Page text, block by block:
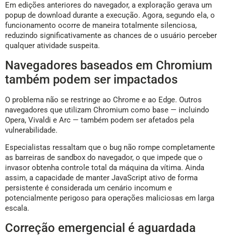
Em edições anteriores do navegador, a exploração gerava um
popup de download durante a execução. Agora, segundo ela, o
funcionamento ocorre de maneira totalmente silenciosa,
reduzindo significativamente as chances de o usuário perceber
qualquer atividade suspeita.
Navegadores baseados em Chromium
também podem ser impactados
O problema não se restringe ao Chrome e ao Edge. Outros
navegadores que utilizam Chromium como base — incluindo
Opera, Vivaldi e Arc — também podem ser afetados pela
vulnerabilidade.
Especialistas ressaltam que o bug não rompe completamente
as barreiras de sandbox do navegador, o que impede que o
invasor obtenha controle total da máquina da vítima. Ainda
assim, a capacidade de manter JavaScript ativo de forma
persistente é considerada um cenário incomum e
potencialmente perigoso para operações maliciosas em larga
escala.
Correção emergencial é aguardada